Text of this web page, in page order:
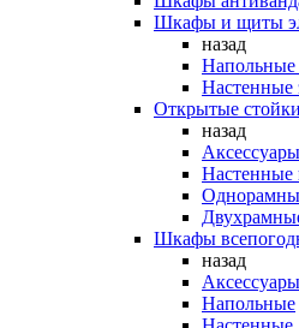
Шкафы и щиты
назад
Напольные
Настенные
Открытые
назад
Шкафы
назад
Напольные